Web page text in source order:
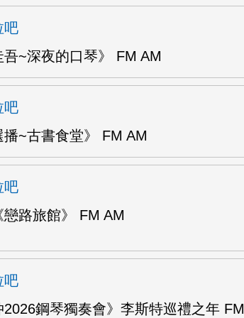
吧
吾~深夜的口琴》 FM AM
吧
播~古書食堂》 FM AM
吧
戀路旅館》 FM AM
吧
2026鋼琴獨奏會》李斯特巡禮之年 FM